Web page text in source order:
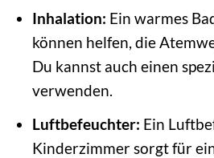
Inhalation: Ein warmes
können helfen, die
Du kannst auch einen
verwenden.
Luftbefeuchter: Ein
Kinderzimmer sorgt für